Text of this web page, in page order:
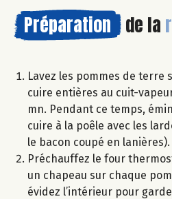
Préparation de la
Lavez les pommes de terre
cuire entières au cuit-
mn. Pendant ce temps,
cuire à la poêle avec les
le bacon coupé en lanières).
Préchauffez le four
un chapeau sur chaque
évidez l’intérieur pour